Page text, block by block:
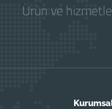
Ürün ve